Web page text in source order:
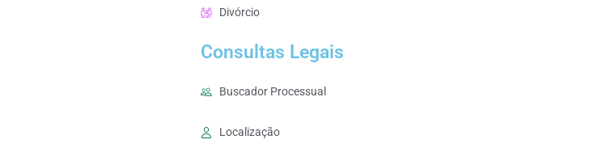
Divórcio
Consultas Legais
Buscador Processual
Localização